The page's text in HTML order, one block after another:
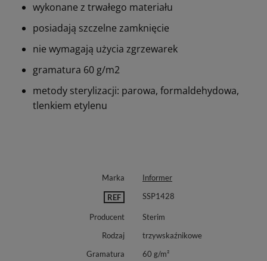
wykonane z trwałego materiału
posiadają szczelne zamknięcie
nie wymagają użycia zgrzewarek
gramatura 60 g/m2
metody sterylizacji: parowa, formaldehydowa,
tlenkiem etylenu
Marka Informer
REF SSP1428
Producent
Sterim
Rodzaj
trzywskaźnikowe
Gramatura
60 g/m²